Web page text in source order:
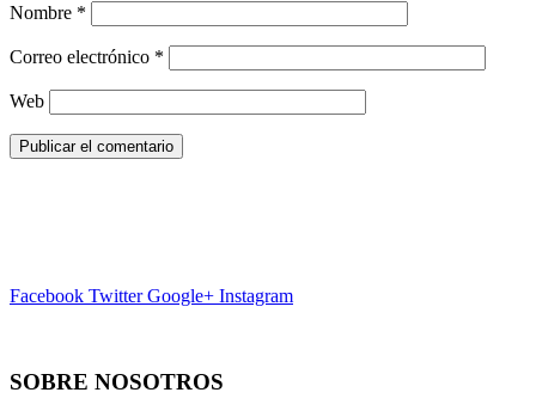
Nombre *
Correo electrónico *
Web
Facebook Twitter Google+ Instagram
SOBRE NOSOTROS